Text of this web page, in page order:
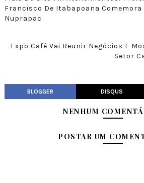
Francisco De Itabapoana Comemora
Nuprapac
Expo Café Vai Reunir Negócios E
Setor
BLOGGER DISQUS
NENHUM
POSTAR UM